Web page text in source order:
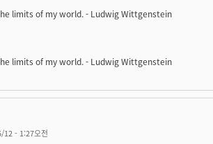
limits of my world. - Ludwig Wittgenstein
limits of my world. - Ludwig Wittgenstein
12 - 1:27오전